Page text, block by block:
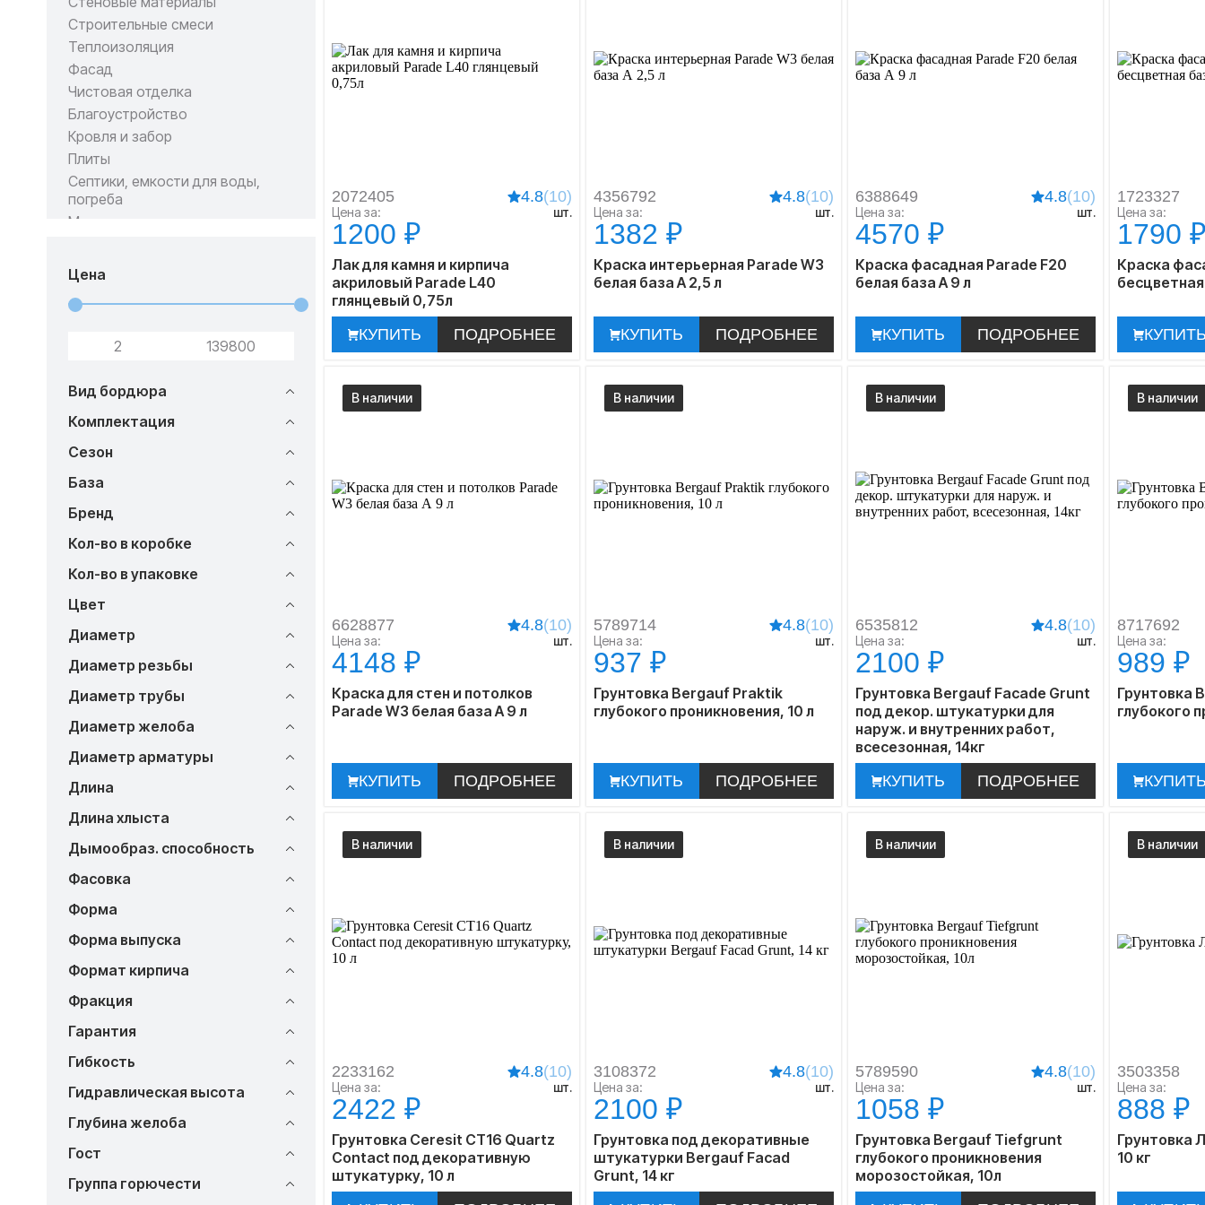
Строительные смеси
Теплоизоляция
Фасад
Чистовая отделка
Благоустройство
Кровля и забор
Плиты
Септики, емкости для воды,
погреба
Метизы и крепеж
Цена
Вид бордюра
Комплектация
Сезон
База
Бренд
Кол-во в коробке
Кол-во в упаковке
Цвет
Диаметр
Диаметр резьбы
Диаметр трубы
Диаметр желоба
Диаметр арматуры
Длина
Длина хлыста
Дымообраз. способность
Фасовка
Форма
Форма выпуска
Формат кирпича
Фракция
Гарантия
Гибкость
Гидравлическая высота
Глубина желоба
Гост
Группа горючести
Лак для камня и кирпича
акриловый Parade L40
глянцевый 0,75л
2072405 4.8(10)
Цена за: шт.
1200 ₽
КУПИТЬ ПОДРОБНЕЕ
Краска интерьерная Parade W3
белая база А 2,5 л
4356792 4.8(10)
Цена за: шт.
1382 ₽
КУПИТЬ ПОДРОБНЕЕ
Краска фасадная Parade F20
белая база А 9 л
6388649 4.8(10)
Цена за: шт.
4570 ₽
КУПИТЬ ПОДРОБНЕЕ
Краска
1723327
Цена за:
1790
В наличии
Краска для стен и потолков
Parade W3 белая база А 9 л
6628877 4.8(10)
Цена за: шт.
4148 ₽
КУПИТЬ ПОДРОБНЕЕ
В наличии
Грунтовка Bergauf Praktik
глубокого проникновения, 10 л
5789714 4.8(10)
Цена за: шт.
937 ₽
КУПИТЬ ПОДРОБНЕЕ
В наличии
Грунтовка Bergauf Facade Grunt
под декор. штукатурки для
наруж. и внутренних работ,
всесезонная, 14кг
6535812 4.8(10)
Цена за: шт.
2100 ₽
КУПИТЬ ПОДРОБНЕЕ
В наличии
Грунтовка
глубокого
8717692
Цена за:
989 ₽
В наличии
Грунтовка Ceresit CT16 Quartz
Contact под декоративную
штукатурку, 10 л
2233162 4.8(10)
Цена за: шт.
2422 ₽
В наличии
Грунтовка под декоративные
штукатурки Bergauf Facad
Grunt, 14 кг
3108372 4.8(10)
Цена за: шт.
2100 ₽
В наличии
Грунтовка Bergauf Tiefgrunt
глубокого проникновения
морозостойкая, 10л
5789590 4.8(10)
Цена за: шт.
1058 ₽
В наличии
Грунтовка
10 кг
3503358
Цена за:
888 ₽